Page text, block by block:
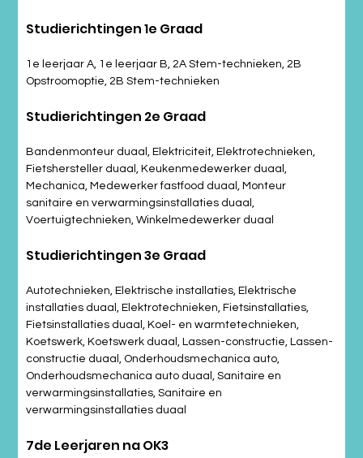
Studierichtingen 1e Graad
1e leerjaar A, 1e leerjaar B, 2A Stem-technieken, 2B
Opstroomoptie, 2B Stem-technieken
Studierichtingen 2e Graad
Bandenmonteur duaal, Elektriciteit, Elektrotechnieken,
Fietshersteller duaal, Keukenmedewerker duaal,
Mechanica, Medewerker fastfood duaal, Monteur
sanitaire en verwarmingsinstallaties duaal,
Voertuigtechnieken, Winkelmedewerker duaal
Studierichtingen 3e Graad
Autotechnieken, Elektrische installaties, Elektrische
installaties duaal, Elektrotechnieken, Fietsinstallaties,
Fietsinstallaties duaal, Koel- en warmtetechnieken,
Koetswerk, Koetswerk duaal, Lassen-constructie, Lassen-
constructie duaal, Onderhoudsmechanica auto,
Onderhoudsmechanica auto duaal, Sanitaire en
verwarmingsinstallaties, Sanitaire en
verwarmingsinstallaties duaal
7de Leerjaren na OK3